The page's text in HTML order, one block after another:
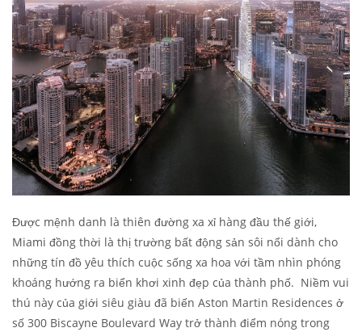
Được mệnh danh là thiên đường xa xỉ hàng đầu thế giới,
Miami đồng thời là thị trường bất động sản sôi nổi dành cho
những tín đồ yêu thích cuộc sống xa hoa với tầm nhìn phóng
khoáng hướng ra biển khơi xinh đẹp của thành phố. Niềm vui
thú này của giới siêu giàu đã biến Aston Martin Residences ở
số 300 Biscayne Boulevard Way trở thành điểm nóng trong